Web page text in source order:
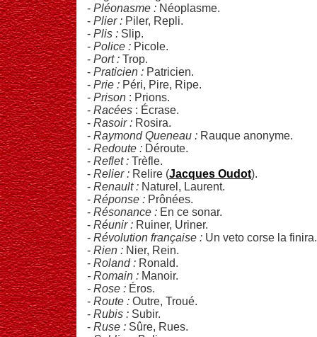
- Pléonasme : Néoplasme.
- Plier : Piler, Repli.
- Plis : Slip.
- Police : Picole.
- Port : Trop.
- Praticien : Patricien.
- Prie : Péri, Pire, Ripe.
- Prison : Prions.
- Racées : Écrase.
- Rasoir : Rosira.
- Raymond Queneau : Rauque anonyme.
- Redoute : Déroute.
- Reflet : Trèfle.
- Relier : Relire (Jacques Oudot).
- Renault : Naturel, Laurent.
- Réponse : Prônées.
- Résonance : En ce sonar.
- Réunir : Ruiner, Uriner.
- Révolution française : Un veto corse la finira.
- Rien : Nier, Rein.
- Roland : Ronald.
- Romain : Manoir.
- Rose : Éros.
- Route : Outre, Troué.
- Rubis : Subir.
- Ruse : Sûre, Rues.